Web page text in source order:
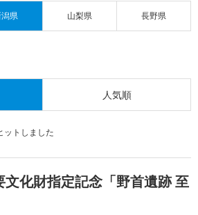
県 山梨県 長野県
人気順
ットしました
化財指定記念「野首遺跡 至